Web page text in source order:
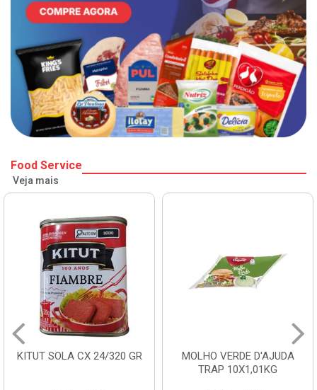
Food Service
Veja mais
MOLHO VERDE D'AJUDA
FRUTAS CRISTALIZADAS
CX 10KG